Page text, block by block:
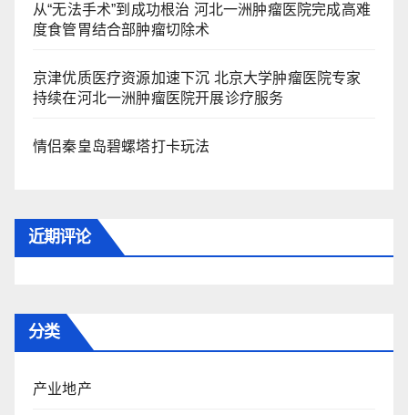
从“无法手术”到成功根治 河北一洲肿瘤医院完成高难
度食管胃结合部肿瘤切除术
京津优质医疗资源加速下沉 北京大学肿瘤医院专家
持续在河北一洲肿瘤医院开展诊疗服务
情侣秦皇岛碧螺塔打卡玩法
近期评论
分类
产业地产